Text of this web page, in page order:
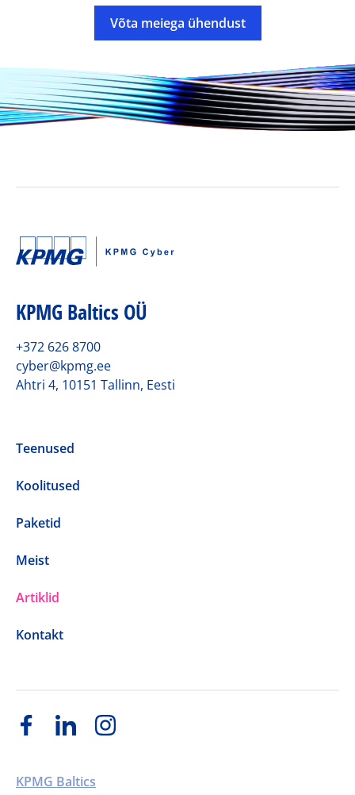
Võta meiega ühendust
KPMG Baltics OÜ
+372 626 8700
cyber@kpmg.ee
Ahtri 4, 10151 Tallinn, Eesti
Teenused
Koolitused
Paketid
Meist
Artiklid
Kontakt
KPMG Baltics